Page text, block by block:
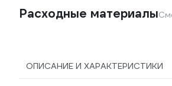
Расходные материалы
ОПИСАНИЕ И ХАРАКТЕРИСТИКИ